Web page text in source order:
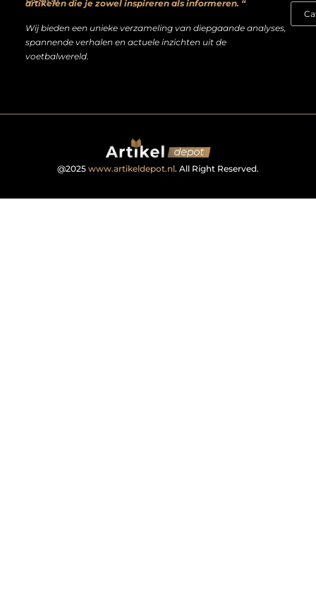
artikelen die je zowel inspireren als informeren. “
Wij bieden een unieke verzameling van diepgaande analyses,
spannende verhalen en actuele inzichten uit de
voetbalwereld.
@2025 www.artikeldepot.nl. All Right Reserved.